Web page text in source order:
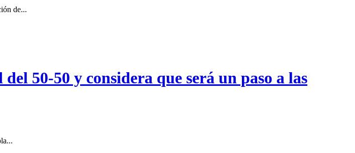
de...
50-50 y considera que será un paso a las